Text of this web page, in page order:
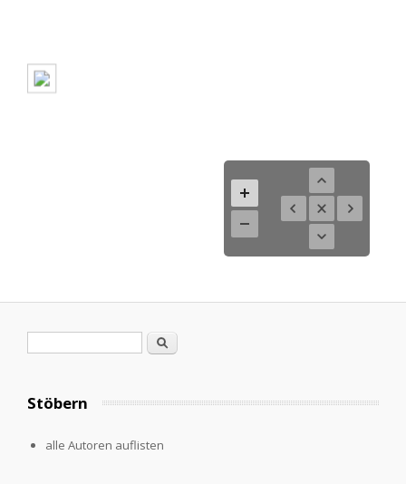
Suche
Stöbern
alle Autoren auflisten